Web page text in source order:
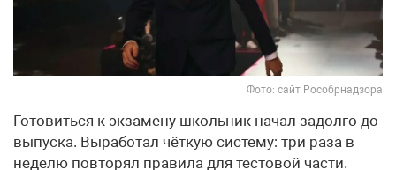
Фото: сайт Рособрнадзора
Готовиться к экзамену школьник начал задолго до
выпуска. Выработал чёткую систему: три раза в
неделю повторял правила для тестовой части.